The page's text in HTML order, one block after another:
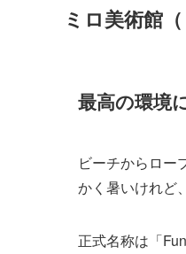
ミロ美術館
最高の環境
ビーチからロー
かく暑いけれど
正式名称は「